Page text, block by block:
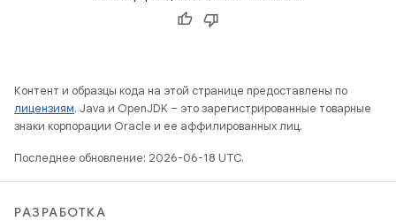
Контент и образцы кода на этой странице предоставлены по
лицензиям. Java и OpenJDK – это зарегистрированные товарные
знаки корпорации Oracle и ее аффилированных лиц.
Последнее обновление: 2026-06-18 UTC.
РАЗРАБОТКА